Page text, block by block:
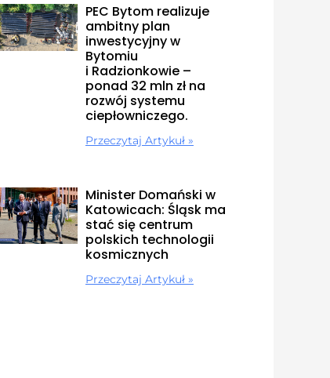
PEC Bytom realizuje
ambitny plan
inwestycyjny w
Bytomiu
i Radzionkowie –
ponad 32 mln zł na
rozwój systemu
ciepłowniczego.
Przeczytaj Artykuł »
Minister Domański w
Katowicach: Śląsk ma
stać się centrum
polskich technologii
kosmicznych
Przeczytaj Artykuł »